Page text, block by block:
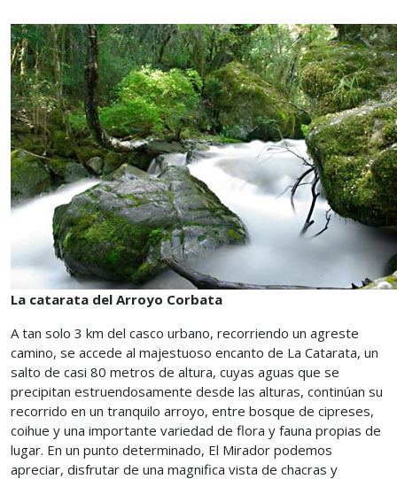
La catarata del Arroyo Corbata
A tan solo 3 km del casco urbano, recorriendo un agreste
camino, se accede al majestuoso encanto de La Catarata, un
salto de casi 80 metros de altura, cuyas aguas que se
precipitan estruendosamente desde las alturas, continúan su
recorrido en un tranquilo arroyo, entre bosque de cipreses,
coihue y una importante variedad de flora y fauna propias de
lugar. En un punto determinado, El Mirador podemos
apreciar, disfrutar de una magnifica vista de chacras y